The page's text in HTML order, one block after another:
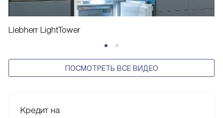
Liebherr LightTower
ПОСМОТРЕТЬ ВСЕ ВИДЕО
Кредит на